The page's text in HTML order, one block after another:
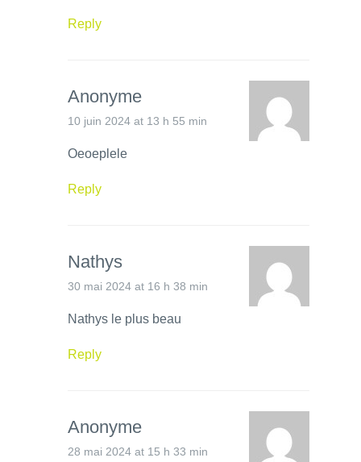
Reply
Anonyme
10 juin 2024 at 13 h 55 min
Oeoeplele
Reply
Nathys
30 mai 2024 at 16 h 38 min
Nathys le plus beau
Reply
Anonyme
28 mai 2024 at 15 h 33 min